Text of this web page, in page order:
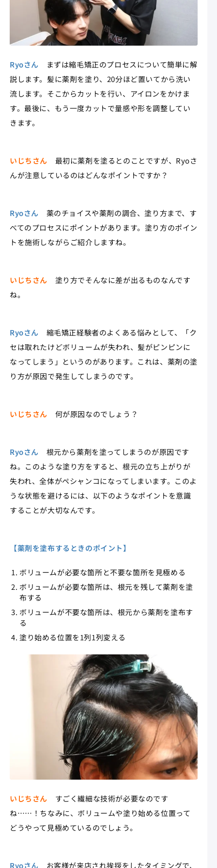
Ryoさん まずは縮毛矯正のプロセスについて簡単に解
説します。髪に薬剤を塗り、20分ほど置いてから洗い
流します。そこからカットを行い、アイロンをかけま
す。最後に、もう一度カットで量感や形を調整してい
きます。
いじちさん 最初に薬剤を塗るとのことですが、Ryoさ
んが注意しているのはどんなポイントですか？
Ryoさん 薬のチョイスや薬剤の調合、塗り方まで、す
べてのプロセスにポイントがあります。塗り方のポイン
トを施術しながらご紹介しますね。
いじちさん 塗り方でそんなに差が出るものなんです
ね。
Ryoさん 縮毛矯正経験者のよくある悩みとして、「ク
セは取れたけどボリュームが失われ、髪がピンピンに
なってしまう」というのがあります。これは、薬剤の塗
り方が原因で発生してしまうのです。
いじちさん 何が原因なのでしょう？
Ryoさん 根元から薬剤を塗ってしまうのが原因です
ね。このような塗り方をすると、根元の立ち上がりが
失われ、全体がペシャンコになってしまいます。このよ
うな状態を避けるには、以下のようなポイントを意識
することが大切なんです。
【薬剤を塗布するときのポイント】
ボリュームが必要な箇所と不要な箇所を見極める
ボリュームが必要な箇所は、根元を残して薬剤を塗
布する
ボリュームが不要な箇所は、根元から薬剤を塗布す
る
塗り始める位置を1列1列変える
いじちさん すごく繊細な技術が必要なのです
ね……！ちなみに、ボリュームや塗り始める位置って
どうやって見極めているのでしょう。
Ryoさん お客様が来店され挨拶をしたタイミングで、